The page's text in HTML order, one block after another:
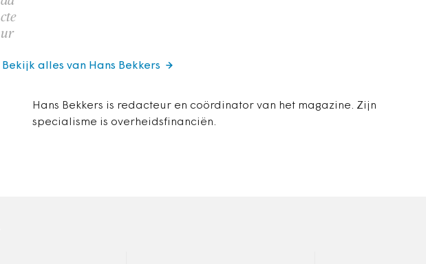
cte
ur
Hans Bekkers is redacteur en coördinator van het magazine. Zijn
specialisme is overheidsfinanciën.
Bekijk alles van Hans Bekkers